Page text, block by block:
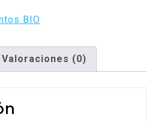
BIO
Valoraciones (0)